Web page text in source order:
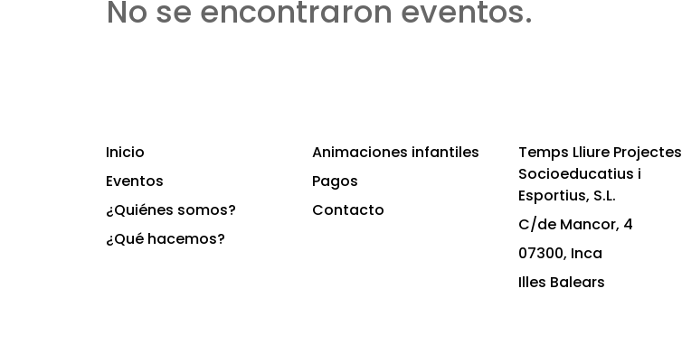
No se encontraron eventos.
Inicio
Eventos
¿Quiénes somos?
¿Qué hacemos?
Animaciones infantiles
Pagos
Contacto
Temps Lliure Projectes
Socioeducatius i
Esportius, S.L.
C/de Mancor, 4
07300, Inca
Illes Balears